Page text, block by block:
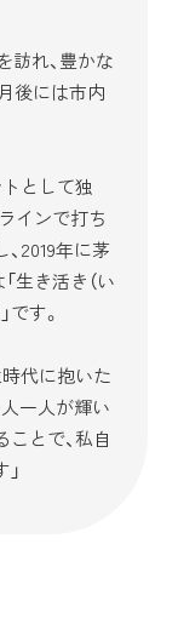
訪れ、豊かな
後には市内
として独
インで打ち
2019年に茅
生き活き（い
す。
代に抱いた
人一人が輝い
とで、私自